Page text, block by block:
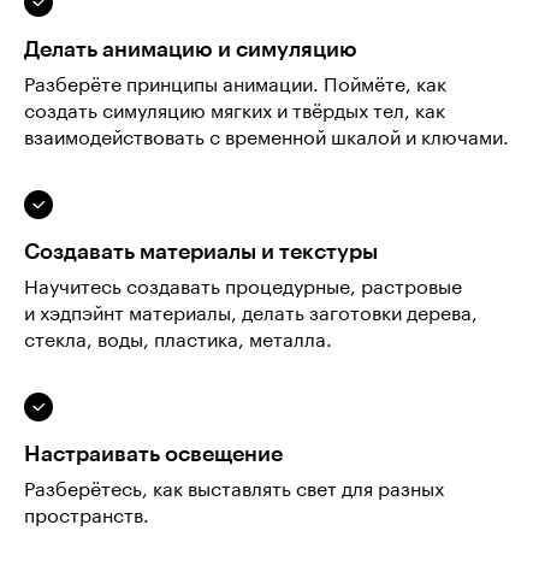
Делать анимацию и симуляцию
Разберёте принципы анимации. Поймёте, как
создать симуляцию мягких и твёрдых тел, как
взаимодействовать с временной шкалой и ключами.
Создавать материалы и текстуры
Научитесь создавать процедурные, растровые
и хэдпэйнт материалы, делать заготовки дерева,
стекла, воды, пластика, металла.
Настраивать освещение
Разберётесь, как выставлять свет для разных
пространств.